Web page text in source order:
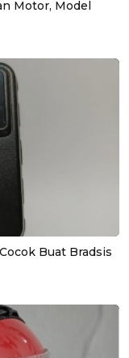
Motor, Model
Buat Bradsis